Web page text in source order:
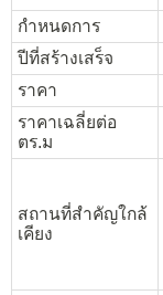
กำหนดการ
ปีที่สร้างเสร็จ
ราคา
ราคาเฉลี่ยต่อ
ตร.ม
สถานที่สำคัญใกล้
เคียง